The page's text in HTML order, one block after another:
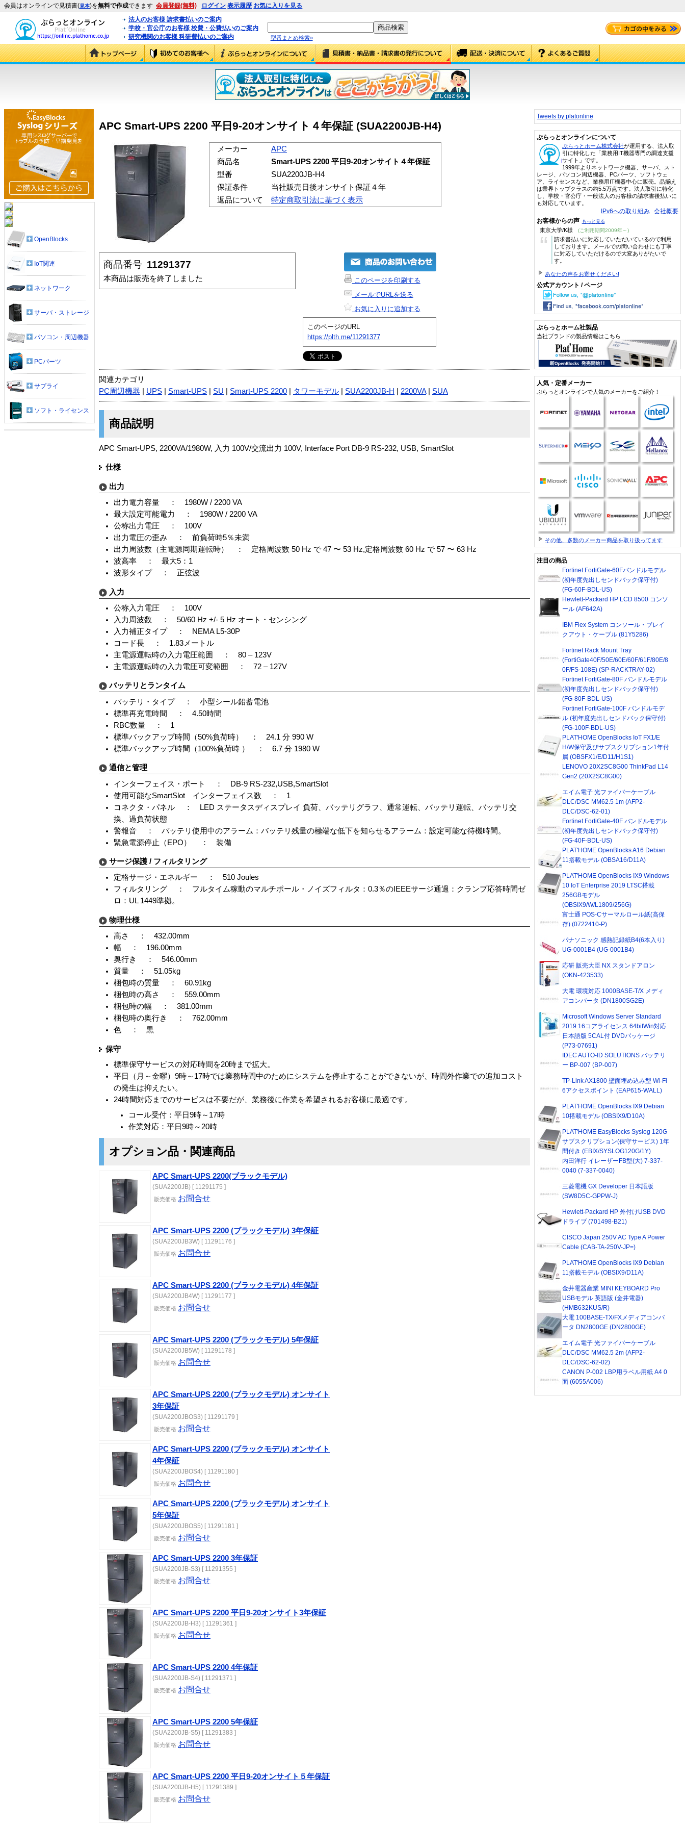
会員はオンラインで見積書(見本)を無料で作成できます 会員登録(無料) ログイン 表示履歴 お気に入りを見る
法人のお客様 請求書払いのご案内
学校・官公庁のお客様 校費・公費払いのご案内
研究機関のお客様 科研費払いのご案内
型番まとめ検索»
APC Smart-UPS 2200 平日9-20オンサイト４年保証 (SUA2200JB-H4)
メーカー
APC
商品名
Smart-UPS 2200 平日9-20オンサイト４年保証
型番
SUA2200JB-H4
保証条件
当社販売日後オンサイト保証４年
返品について
特定商取引法に基づく表示
商品番号 11291377
本商品は販売を終了しました
このページを印刷する
メールでURLを送る
お気に入りに追加する
このページのURL
https://plth.me/11291377
関連カテゴリ
PC周辺機器
UPS Smart-UPS SU Smart-UPS 2200 タワーモデル SUA2200JB-H 2200VA| SUA
商品説明
APC Smart-UPS, 2200VA/1980W, 入力 100V/交流出力 100V, Interface Port DB-9 RS-232, USB, SmartSlot
仕様
出力
出力電力容量 ： 1980W / 2200 VA
最大設定可能電力 ： 1980W / 2200 VA
公称出力電圧 ： 100V
出力電圧の歪み ： 前負荷時5％未満
出力周波数（主電源同期運転時） ： 定格周波数 50 Hz で 47 〜 53 Hz,定格周波数 60 Hz で 57 〜 63 Hz
波高率 ： 最大5：1
波形タイプ ： 正弦波
入力
公称入力電圧 ： 100V
入力周波数 ： 50/60 Hz +/- 5 Hz オート・センシング
入力補正タイプ ： NEMA L5-30P
コード長 ： 1.83メートル
主電源運転時の入力電圧範囲 ： 80 – 123V
主電源運転時の入力電圧可変範囲 ： 72 – 127V
バッテリとランタイム
バッテリ・タイプ ： 小型シール鉛蓄電池
標準再充電時間 ： 4.50時間
RBC数量 ： 1
標準バックアップ時間（50%負荷時） ： 24.1 分 990 W
標準バックアップ時間（100%負荷時 ） ： 6.7 分 1980 W
通信と管理
インターフェイス・ポート ： DB-9 RS-232,USB,SmartSlot
使用可能なSmartSlot インターフェイス数 ： 1
コネクタ・パネル ： LED ステータスディスプレイ 負荷、バッテリグラフ、通常運転、バッテリ運転、バッテリ交
換、過負荷状態
警報音 ： バッテリ使用中のアラーム：バッテリ残量の極端な低下を知らせるアラーム：設定可能な待機時間。
緊急電源停止（EPO） ： 装備
サージ保護 / フィルタリング
定格サージ・エネルギー ： 510 Joules
フィルタリング ： フルタイム稼動のマルチポール・ノイズフィルタ：0.3％のIEEEサージ通過：クランプ応答時間ゼ
ロ：UL 1449準拠。
物理仕様
高さ ： 432.00mm
幅 ： 196.00mm
奥行き ： 546.00mm
質量 ： 51.05kg
梱包時の質量 ： 60.91kg
梱包時の高さ ： 559.00mm
梱包時の幅 ： 381.00mm
梱包時の奥行き ： 762.00mm
色 ： 黒
保守
標準保守サービスの対応時間を20時まで拡大。
平日（月～金曜）9時～17時では業務時間中のためにシステムを停止することができないが、時間外作業での追加コスト
の発生は抑えたい。
24時間対応までのサービスは不要だが、業務後に作業を希望されるお客様に最適です。
コール受付：平日9時～17時
作業対応：平日9時～20時
オプション品・関連商品
APC Smart-UPS 2200(ブラックモデル)
(SUA2200JB) [ 11291175 ]
販売価格 お問合せ
APC Smart-UPS 2200 (ブラックモデル) 3年保証
(SUA2200JB3W) [ 11291176 ]
販売価格 お問合せ
APC Smart-UPS 2200 (ブラックモデル) 4年保証
(SUA2200JB4W) [ 11291177 ]
販売価格 お問合せ
APC Smart-UPS 2200 (ブラックモデル) 5年保証
(SUA2200JB5W) [ 11291178 ]
販売価格 お問合せ
APC Smart-UPS 2200 (ブラックモデル) オンサイト
3年保証
(SUA2200JBOS3) [ 11291179 ]
販売価格 お問合せ
APC Smart-UPS 2200 (ブラックモデル) オンサイト
4年保証
(SUA2200JBOS4) [ 11291180 ]
販売価格 お問合せ
APC Smart-UPS 2200 (ブラックモデル) オンサイト
5年保証
(SUA2200JBOS5) [ 11291181 ]
販売価格 お問合せ
APC Smart-UPS 2200 3年保証
(SUA2200JB-S3) [ 11291355 ]
販売価格 お問合せ
APC Smart-UPS 2200 平日9-20オンサイト3年保証
(SUA2200JB-H3) [ 11291361 ]
販売価格 お問合せ
APC Smart-UPS 2200 4年保証
(SUA2200JB-S4) [ 11291371 ]
販売価格 お問合せ
APC Smart-UPS 2200 5年保証
(SUA2200JB-S5) [ 11291383 ]
販売価格 お問合せ
APC Smart-UPS 2200 平日9-20オンサイト５年保証
(SUA2200JB-H5) [ 11291389 ]
販売価格 お問合せ
OpenBlocks
IoT関連
ネットワーク
サーバ・ストレージ
パソコン・周辺機器
PCパーツ
サプライ
ソフト・ライセンス
Tweets by platonline
ぷらっとオンラインについて
ぷらっとホーム株式会社が運用する、法人取
引に特化した「業務用IT機器専門の調達支援
サイト」です。
1999年よりネットワーク機器、サーバ、スト
レージ、パソコン周辺機器、PCパーツ、ソフトウェ
ア、ライセンスなど、業務用IT機器中心に販売。品揃え
は業界トップクラスの約5.5万点です。法人取引に特化
し、学校・官公庁・一般法人のお客様の請求書後払いに
も対応しています。
IPv6への取り組み 会社概要
お客様からの声 もっと見る
東京大学/K様 (ご利用期間2009年～)
“
請求書払いに対応していただいているので利用
しております。メールでの問い合わせにも丁寧
に対応していただけるので大変ありがたいで
す。
あなたの声をお寄せください!
公式アカウント / ページ
ぷらっとホーム社製品
当社ブランドの製品情報はこちら
人気・定番メーカー
ぷらっとオンラインで人気のメーカーをご紹介！
その他、多数のメーカー商品を取り扱ってます
注目の商品
Fortinet FortiGate-60Fバンドルモデル
(初年度先出しセンドバック保守付)
(FG-60F-BDL-US)
Hewlett-Packard HP LCD 8500 コンソ
ール (AF642A)
IBM Flex System コンソール・ブレイ
クアウト・ケーブル (81Y5286)
Fortinet Rack Mount Tray
(FortiGate40F/50E/60E/60F/61F/80E/8
0F/FS-108E) (SP-RACKTRAY-02)
Fortinet FortiGate-80F バンドルモデル
(初年度先出しセンドバック保守付)
(FG-80F-BDL-US)
Fortinet FortiGate-100F バンドルモデ
ル (初年度先出しセンドバック保守付)
(FG-100F-BDL-US)
PLAT'HOME OpenBlocks IoT FX1/E
H/W保守及びサブスクリプション1年付
属 (OBSFX1/E/D11/H1S1)
LENOVO 20X2SC8G00 ThinkPad L14
Gen2 (20X2SC8G00)
エイム電子 光ファイバーケーブル
DLC/DSC MM62.5 1m (AFP2-
DLC/DSC-62-01)
Fortinet FortiGate-40F バンドルモデル
(初年度先出しセンドバック保守付)
(FG-40F-BDL-US)
PLAT'HOME OpenBlocks A16 Debian
11搭載モデル (OBSA16/D11A)
PLAT'HOME OpenBlocks IX9 Windows
10 IoT Enterprise 2019 LTSC搭載
256GBモデル
(OBSIX9/W/L1809/256G)
富士通 POS-Cサーマルロール紙(高保
存) (0722410-P)
パナソニック 感熱記録紙B4(6本入り)
UG-0001B4 (UG-0001B4)
応研 販売大臣 NX スタンドアロン
(OKN-423533)
大電 環境対応 1000BASE-T/X メディ
アコンバータ (DN1800SG2E)
Microsoft Windows Server Standard
2019 16コアライセンス 64bitWin対応
日本語版 5CAL付 DVDパッケージ
(P73-07691)
IDEC AUTO-ID SOLUTIONS バッテリ
ー BP-007 (BP-007)
TP-Link AX1800 壁面埋め込み型 Wi-Fi
6アクセスポイント (EAP615-WALL)
PLAT'HOME OpenBlocks IX9 Debian
10搭載モデル (OBSIX9/D10A)
PLAT'HOME EasyBlocks Syslog 120G
サブスクリプション(保守サービス) 1年
間付き (EBIX/SYSLOG120G/1Y)
内田洋行 イレーザーFB型(大) 7-337-
0040 (7-337-0040)
三菱電機 GX Developer 日本語版
(SW8D5C-GPPW-J)
Hewlett-Packard HP 外付けUSB DVD
ドライブ (701498-B21)
CISCO Japan 250V AC Type A Power
Cable (CAB-TA-250V-JP=)
PLAT'HOME OpenBlocks IX9 Debian
11搭載モデル (OBSIX9/D11A)
金井電器産業 MINI KEYBOARD Pro
USBモデル 英語版 (金井電器)
(HMB632KUS/R)
大電 100BASE-TX/FXメディアコンバ
ータ DN2800GE (DN2800GE)
エイム電子 光ファイバーケーブル
DLC/DSC MM62.5 2m (AFP2-
DLC/DSC-62-02)
CANON P-002 LBP用ラベル用紙 A4 0
面 (6055A006)